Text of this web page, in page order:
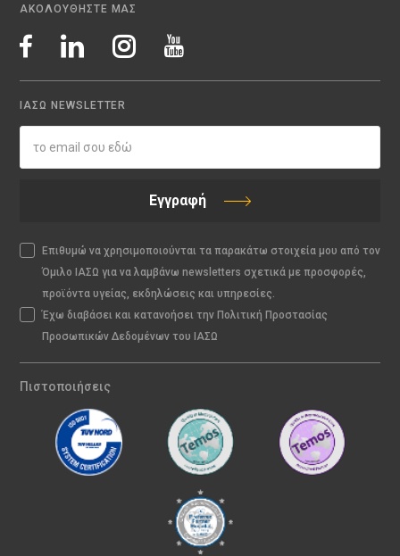
ΑΚΟΛΟΥΘΗΣΤΕ ΜΑΣ
ΙΑΣΩ NEWSLETTER
Εγγραφή
Επιθυμώ να χρησιμοποιούνται τα παρακάτω στοιχεία μου από τον
Όμιλο ΙΑΣΩ για να λαμβάνω newsletters σχετικά με προσφορές,
προϊόντα υγείας, εκδηλώσεις και υπηρεσίες.
Έχω διαβάσει και κατανοήσει την Πολιτική Προστασίας
Προσωπικών Δεδομένων του ΙΑΣΩ
Πιστοποιήσεις